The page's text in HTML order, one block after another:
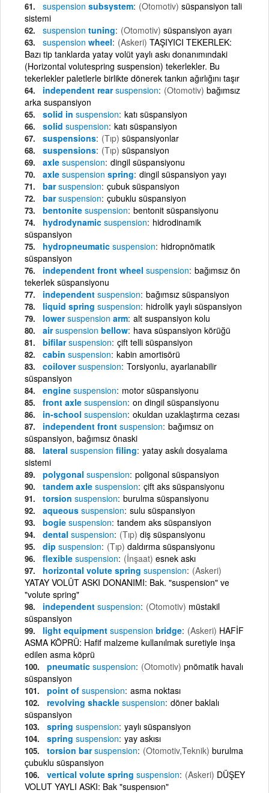
suspension subsystem (Otomotiv) süspansiyon tali
sistemi
suspension tuning (Otomotiv) süspansiyon ayarı
suspension wheel (Askeri) TAŞIYICI TEKERLEK:
Bazı tip tanklarda yatay volüt yaylı askı donanımındaki
(Horizontal volutespring suspension) tekerlekler. Bu
tekerlekler paletlerle birlikte dönerek tankın ağırlığını taşır
independent rearsuspension (Otomotiv) bağımsız
arka suspansiyon
solid in suspension katı süspansiyon
solid suspension katı süspansiyon
suspensions (Tıp) süspansiyonlar
suspensions (Tıp) süspansiyon
axle suspension dingil süspansiyonu
axle suspension spring dingil süspansiyon yayı
barsuspension çubuk süspansiyon
barsuspension çubuklu süspansiyon
bentonite suspension bentonit süspansiyonu
hydrodynamic suspension hidrodinamik
süspansiyon
hydropneumatic suspension hidropnömatik
süspansiyon
independent front wheel suspension bağımsız ön
tekerlek süspansiyonu
independent suspension bağımsız süspansiyon
liquid spring suspension hidrolik yaylı süspansiyon
lowersuspension arm alt suspansiyon kolu
airsuspension bellow hava süspansiyon körüğü
bifilarsuspension çift telli süspansiyon
cabin suspension kabin amortisörü
coiloversuspension Torsiyonlu, ayarlanabilir
süspansiyon
engine suspension motor süspansiyonu
front axle suspension on dingil süspansiyonu
in-school suspension okuldan uzaklaştırma cezası
independent front suspension bağımsız on
süspansiyon, bağımsız önaski
lateral suspension filing yatay askılı dosyalama
sistemi
polygonal suspension poligonal süspansiyon
tandem axle suspension çift aks süspansiyonu
torsion suspension burulma süspansiyonu
aqueous suspension sulu süspansiyon
bogie suspension tandem aks süspansiyon
dental suspension (Tıp) diş süspansiyonu
dip suspension (Tıp) daldırma süspansiyonu
flexible suspension (İnşaat) esnek askı
horizontal volute spring suspension (Askeri)
YATAY VOLÜT ASKI DONANIMI: Bak. "suspension" ve
"volute spring"
independent suspension (Otomotiv) müstakil
süspansiyon
light equipment suspension bridge (Askeri) HAFİF
ASMA KÖPRÜ: Hafif malzeme kullanılmak suretiyle inşa
edilen asma köprü
pneumatic suspension (Otomotiv) pnömatik havalı
süspansiyon
point of suspension asma noktası
revolving shackle suspension döner baklalı
süspansiyon
spring suspension yaylı süspansiyon
spring suspension yay askısı
torsion barsuspension (Otomotiv,Teknik) burulma
çubuklu süspansiyon
vertical volute spring suspension (Askeri) DÜŞEY
VOLUT YAYLI ASKI: Bak "suspensıon"